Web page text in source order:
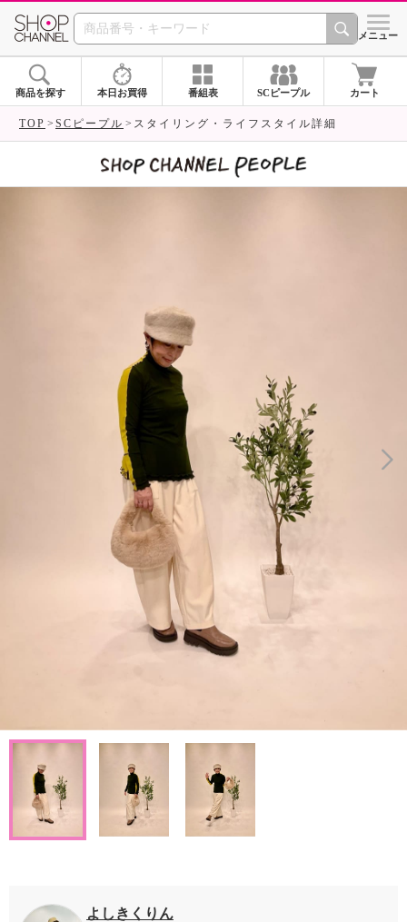
SHOP CHANNEL シメニュー
商品を探す 本日お買得 番組表 SCピープル カート
TOP SCピープル スタイリング・ライフスタイル詳細
よしきくりん